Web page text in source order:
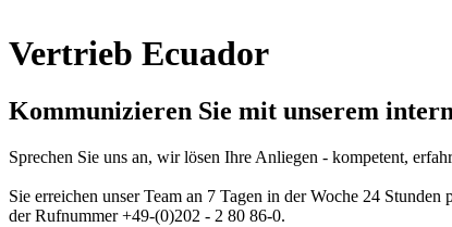
Vertrieb Ecuador
Kommunizieren Sie mit unserem
Sprechen Sie uns an, wir lösen Ihre Anliegen - kompetent,
Sie erreichen unser Team an 7 Tagen in der Woche 24 Stunden
der Rufnummer +49-(0)202 - 2 80 86-0.